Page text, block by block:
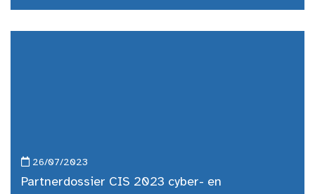
26/07/2023
Partnerdossier CIS 2023 cyber- en